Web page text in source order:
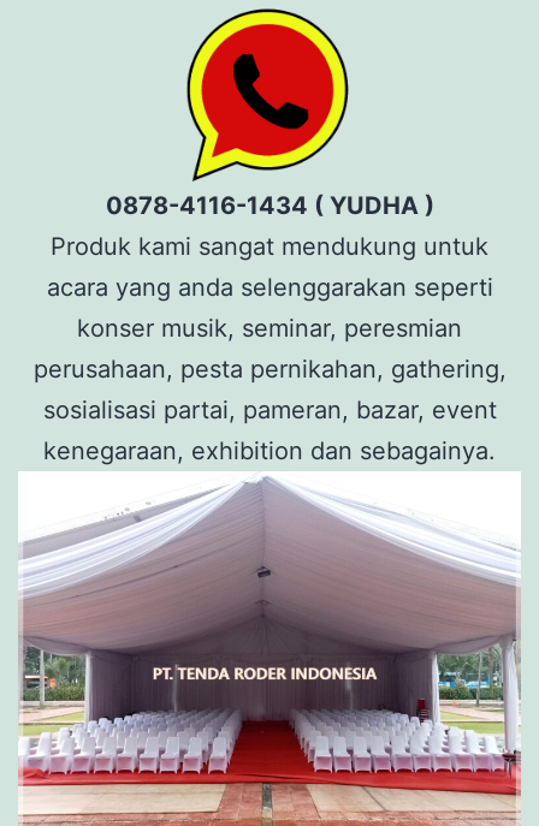
0878-4116-1434 ( YUDHA )
Produk kami sangat mendukung untuk
acara yang anda selenggarakan seperti
konser musik, seminar, peresmian
perusahaan, pesta pernikahan, gathering,
sosialisasi partai, pameran, bazar, event
kenegaraan, exhibition dan sebagainya.